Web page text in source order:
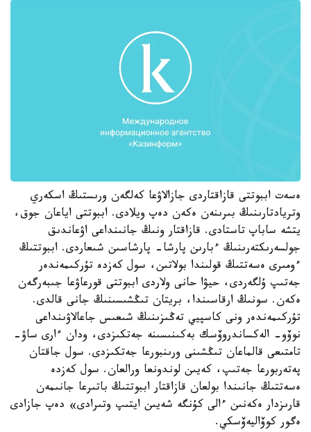
ەسەت اببوتتى قازاقتاردى جازالاۋعا كەلگەن ورىستىڭ اسكەري
وتريادتارىنىڭ بىرىنەن ەكەن دەپ ويلادى. اببوتتى اياعان جوق،
يتشە ساباپ تاستادى. قازاقتار ونىڭ جانىنداعى اۋعاندىق
جولسەرىكتەرىنىڭ ءبارىن پارشا- پارشاسىن شىعاردى. اببوتتىڭ
ءومىرى ەسەتتىڭ قولىندا بولاتىن، سول كەزدە تۇركىمەندەر
جەتىپ ۇلگەردى، حيۋا حانى ولاردى اببوتتى قورعاۋعا جىبەرگەن
ەكەن. سونىڭ ارقاسىندا، بريتان تىڭشىسىنىڭ جانى قالدى.
تۇركىمەندەر ونى كاسپيي تەڭىزىنىڭ شىعىس جاعالاۋىنداعى
نوۆو- الەكساندروۆسك بەكىنىسىنە جەتكىزدى، ودان ءارى ساۋ-
تامتىعى قالماعان تىڭشىنى ورىنبورعا جەتكىزدى. سول جاقتان
پەتەربورعا جەتىپ، كەيىن لوندونعا ورالعان. سول كەزدە
ەسەتتىڭ جانىندا بولعان قازاقتار اببوتتىڭ باتىرعا جانىمەن
قارىزدار ەكەنىن ءالى كۇنگە شەيىن ايتىپ وتىرادى» دەپ جازادى
ەگور كوۆاليەۆسكي.